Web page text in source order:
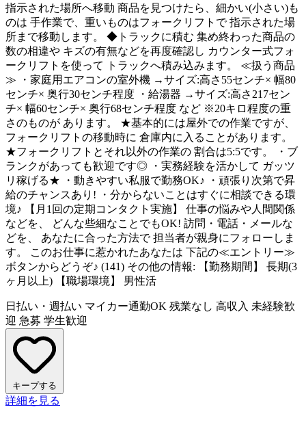
指示された場所へ移動 商品を見つけたら、細かい(小さい)も
のは 手作業で、重いものはフォークリフトで 指示された場
所まで移動します。 ◆トラックに積む 集め終わった商品の
数の相違や キズの有無などを再度確認し カウンター式フォ
ークリフトを使って トラックへ積み込みます。 ≪扱う商品
≫ ・家庭用エアコンの室外機 →サイズ:高さ55センチ× 幅80
センチ× 奥行30センチ程度 ・給湯器 →サイズ:高さ217セン
チ× 幅60センチ× 奥行68センチ程度 など ※20キロ程度の重
さのものが あります。 ★基本的には屋外での作業ですが、
フォークリフトの移動時に 倉庫内に入ることがあります。
★フォークリフトとそれ以外の作業の 割合は5:5です。 ・ブ
ランクがあっても歓迎です◎ ・実務経験を活かして ガッツ
リ稼げる★ ・動きやすい私服で勤務OK♪ ・頑張り次第で昇
給のチャンスあり! ・分からないことはすぐに相談できる環
境♪ 【月1回の定期コンタクト実施】 仕事の悩みや人間関係
などを、 どんな些細なことでもOK! 訪問・電話・メールな
どを、 あなたに合った方法で 担当者が親身にフォローしま
す。 このお仕事に惹かれたあなたは 下記の≪エントリー≫
ボタンからどうぞ♪ (141) その他の情報: 【勤務期間】 長期(3
ヶ月以上) 【職場環境】 男性活
日払い・週払い マイカー通勤OK 残業なし 高収入 未経験歓
迎 急募 学生歓迎
キープする
詳細を見る